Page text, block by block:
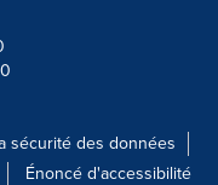
sécurité des données
Énoncé d'accessibilité